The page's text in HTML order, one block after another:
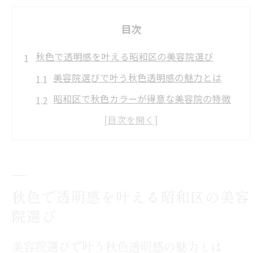
目次
秋色で透明感を叶える昭和区の美容院選び
美容院選びで叶う秋色透明感の魅力とは
昭和区で秋色カラーが得意な美容院の特徴
美容院のカウンセリングで秋色透明感を相